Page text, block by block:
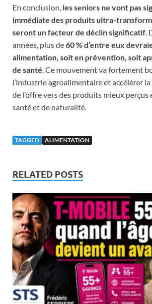
En conclusion, les seniors ne vont pas
immédiate des produits ultra-
seront un facteur de déclin significatif
années, plus de60 % d’entre eux
alimentation, soit en prévention, soit
de santé . Ce mouvement va fortement
l’industrie agroalimentaire et accélérer
de l’offre vers des produits mieux perçus
santé et de naturalité.
TAGGED ALIMENTATION
RELATED POSTS